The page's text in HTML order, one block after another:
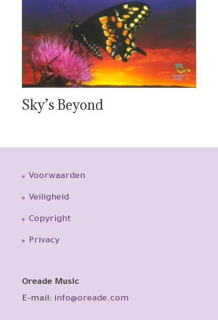
Sky’s Beyond
Voorwaarden
Veiligheid
Copyright
Privacy
Oreade Music
E-mail: info@oreade.com